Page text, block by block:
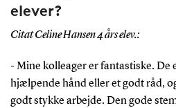
elever?
Citat Celine Hansen 4 års elev.:
- Mine kolleager er fantastiske. De
hjælpende hånd eller et godt råd,
godt stykke arbejde. Den gode